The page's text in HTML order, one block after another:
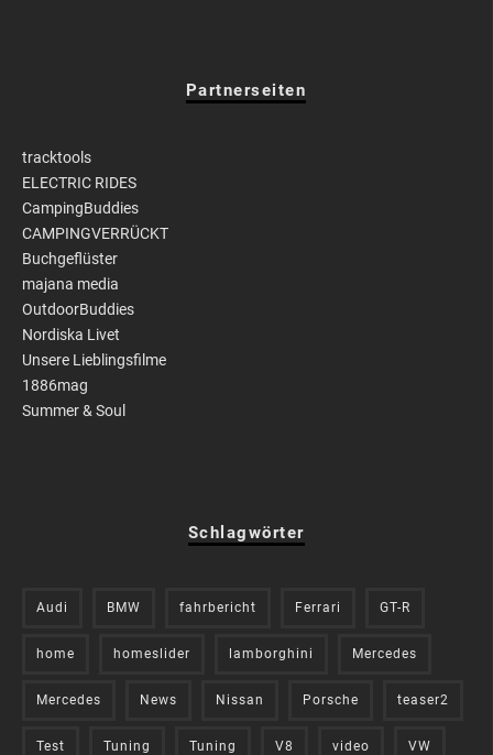
Partnerseiten
tracktools
ELECTRIC RIDES
CampingBuddies
CAMPINGVERRÜCKT
Buchgeflüster
majana media
OutdoorBuddies
Nordiska Livet
Unsere Lieblingsfilme
1886mag
Summer & Soul
Schlagwörter
Audi BMW fahrbericht Ferrari GT-R
home homeslider lamborghini Mercedes
Mercedes News Nissan Porsche teaser2
Test Tuning Tuning V8 video VW